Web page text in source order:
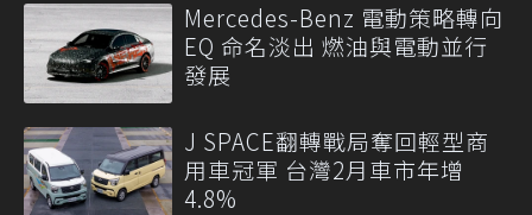
Mercedes-Benz 電動策略轉向
EQ 命名淡出 燃油與電動並行
發展
J SPACE翻轉戰局奪回輕型商
用車冠軍 台灣2月車市年增
4.8%